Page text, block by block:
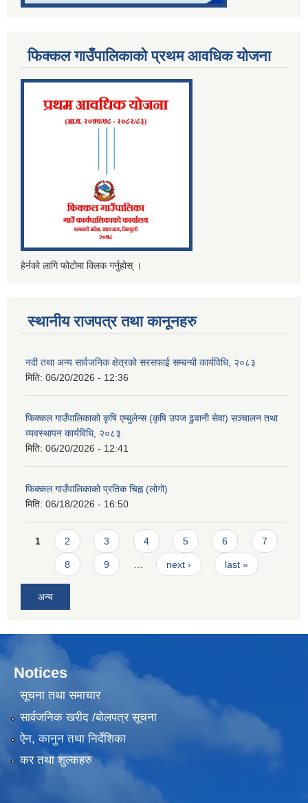
फिक्कल गाउँपालिकाको प्रथम आवधिक योजना
हेर्नको लागि फोटोमा क्लिक गर्नुहोस् ।
स्थानीय राजपत्र तथा कानूनहरु
नदी तथा अन्य सार्वजनिक क्षेत्रको सरसफाई सम्बन्धी कार्यविधि, २०८३
मिति: 06/20/2026 - 12:36
फिक्कल गाउँपालिकाको कृषि एम्बुलेन्स (कृषि उपज ढुवानी सेवा) सञ्चालन तथा
व्यवस्थापन कार्यविधि, २०८३
मिति: 06/20/2026 - 12:41
फिक्कल गाउँपालिकाको प्रतिक चिह्न (लोगो)
मिति: 06/18/2026 - 16:50
Pages
1 2 3 4 5 6 7
8 9 … next › last »
अन्य
Notices
सूचना तथा समाचार
सार्वजनिक खरीद /बोलपत्र सूचना
ऐन, कानुन तथा निर्देशिका
कर तथा शुल्कहरु